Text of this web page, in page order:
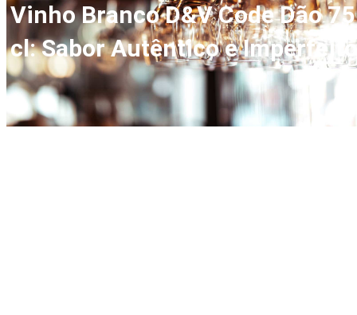
Vinho Branco D&V Code Dão 75
cl: Sabor Autêntico e Imperfeito